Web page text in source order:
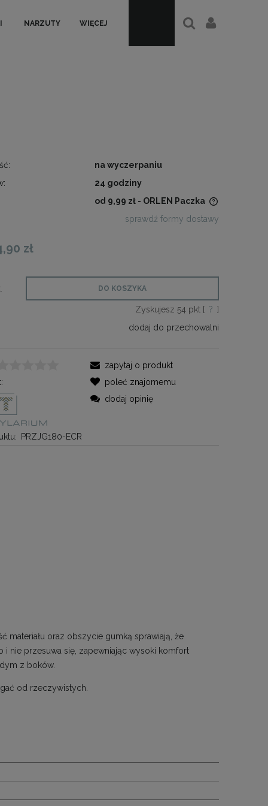
NARZUTY WIĘCEJ
na wyczerpaniu
24 godziny
od 9,99 zł - ORLEN Paczka
sprawdź formy dostawy
zł
DO KOSZYKA
Zyskujesz 54 pkt [ ? ]
dodaj do przechowalni
PRZJG180-ECR
zapytaj o produkt
poleć znajomemu
dodaj opinię
materiału oraz obszycie gumką sprawiają, że
nie przesuwa się, zapewniając wysoki komfort
z boków.
od rzeczywistych.